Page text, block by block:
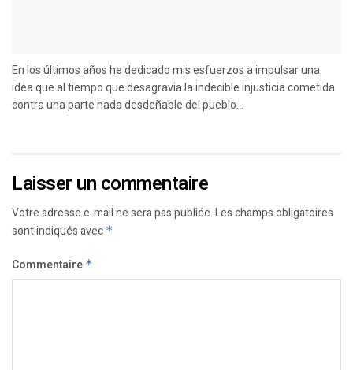
En los últimos años he dedicado mis esfuerzos a impulsar una
idea que al tiempo que desagravia la indecible injusticia cometida
contra una parte nada desdeñable del pueblo...
Laisser un commentaire
Votre adresse e-mail ne sera pas publiée.Les champs obligatoires
sont indiqués avec *
Commentaire *